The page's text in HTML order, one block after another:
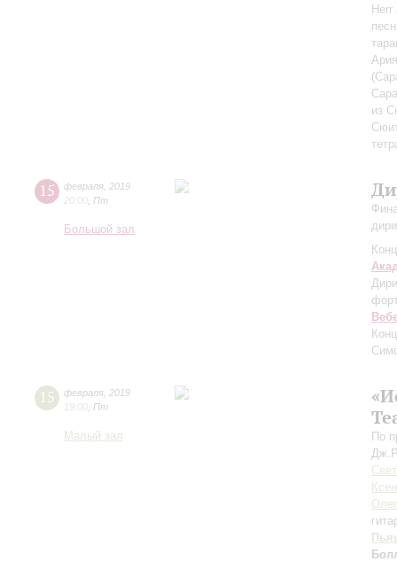
из
15 февраля 2019
20:00 Пт
Большой зал
15 февраля 2019
19:00 Пт
Малый зал
По